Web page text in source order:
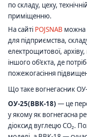
по складу, цеху,
приміщенню.
На сайті POJSNAB можна
для підприємства,
електрощитової,
іншого об’єкта, де
пожежогасіння
Що таке вогнегасник
ОУ-25(ВВК-18) — це
у якому як вогнегасна
діоксид вуглецю CO₂.